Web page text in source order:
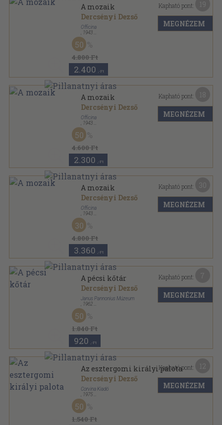
A mozaik
Dercsényi Dezső
Officina
1943
Félvászon
Ars Mundi sorozat
4.800 Ft
50
2.400 ,-Ft
Kapható pont:
MEGNÉZEM
A mozaik
Dercsényi Dezső
Officina
1943
Félvászon
Ars Mundi sorozat
4.600 Ft
50
2.300 ,-Ft
Kapható pont:
MEGNÉZEM
A mozaik
Dercsényi Dezső
Officina
1943
Félvászon
Ars Mundi sorozat
4.800 Ft
30
3.360 ,-Ft
Kapható pont:
MEGNÉZEM
A pécsi kőtár
Dercsényi Dezső
Janus Pannonius Múzeum
1962
Ragasztott papírkötés
Janus Pannonius Múzeum Füzetei sorozat
1.840 Ft
50
920 ,-Ft
Kapható pont:
MEGNÉZEM
Az esztergomi királyi palota
Dercsényi Dezső
Corvina Kiadó
1975
Fűzött papírkötés
1.540 Ft
50
Kapható pont:
MEGNÉZEM